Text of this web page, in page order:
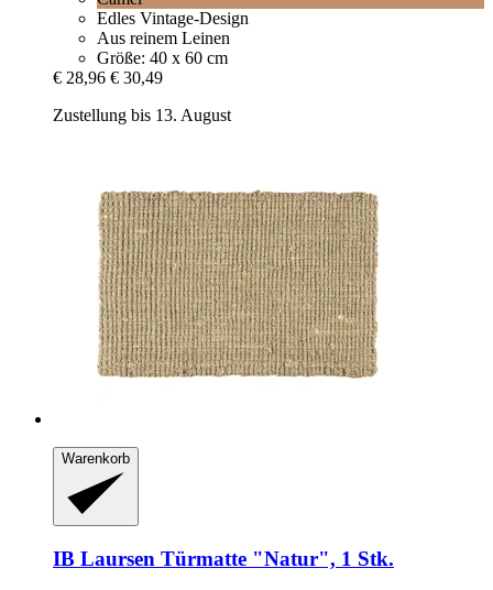
Edles Vintage-Design
Aus reinem Leinen
Größe: 40 x 60 cm
€ 28,96 € 30,49
Zustellung bis 13. August
Warenkorb
IB Laursen Türmatte "Natur", 1 Stk.